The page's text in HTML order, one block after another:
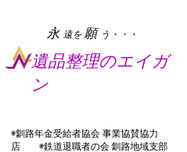
​永 遠を 願 う・・・
遺品整理のエイガ
ン
◉釧路年金受給者協会 事業協賛協力
店 ◉鉄道退職者の会 釧路地域支部